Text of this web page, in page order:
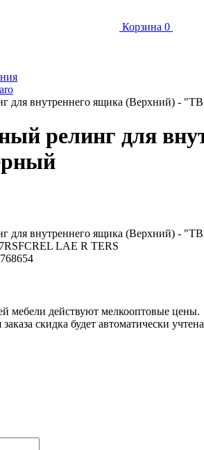
Корзина 0
для внутреннего ящика (Верхний) -
релинг для
для внутреннего ящика (Верхний) -
LAE R TERS
мебели действуют мелкооптовые цены.
скидка будет автоматически